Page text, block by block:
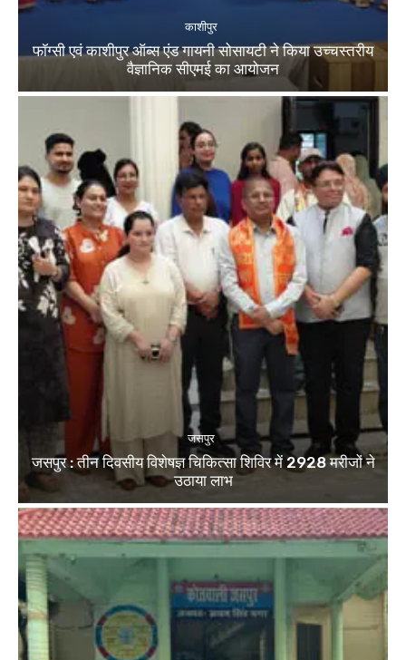
काशीपुर
फॉग्सी एवं काशीपुर ऑब्स एंड गायनी सोसायटी ने किया उच्चस्तरीय
वैज्ञानिक सीएमई का आयोजन
जसपुर
जसपुर : तीन दिवसीय विशेषज्ञ चिकित्सा शिविर में 2928 मरीजों ने
उठाया लाभ